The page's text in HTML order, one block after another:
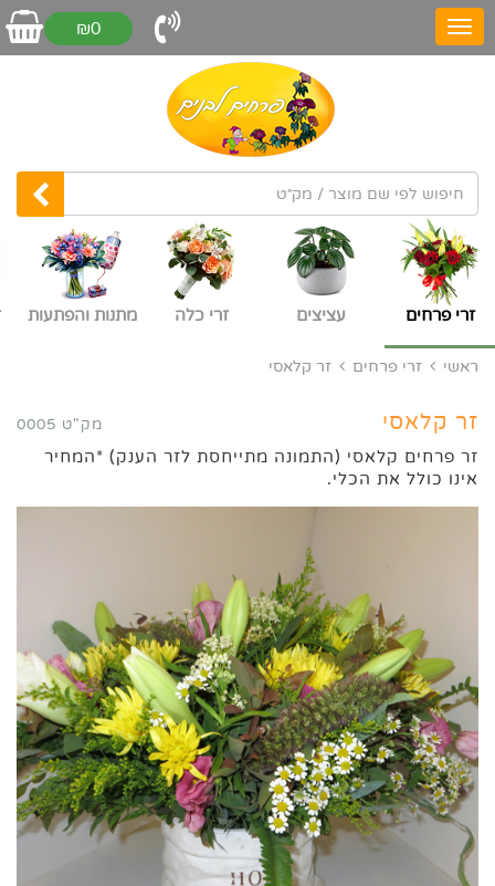
₪0
זרי פרחים עציצים זרי כלה מתנות והפתעות
ראשי זרי פרחים זר קלאסי
זר קלאסי מק"ט 0005
זר פרחים קלאסי (התמונה מתייחסת לזר הענק) *המחיר
אינו כולל את הכלי.